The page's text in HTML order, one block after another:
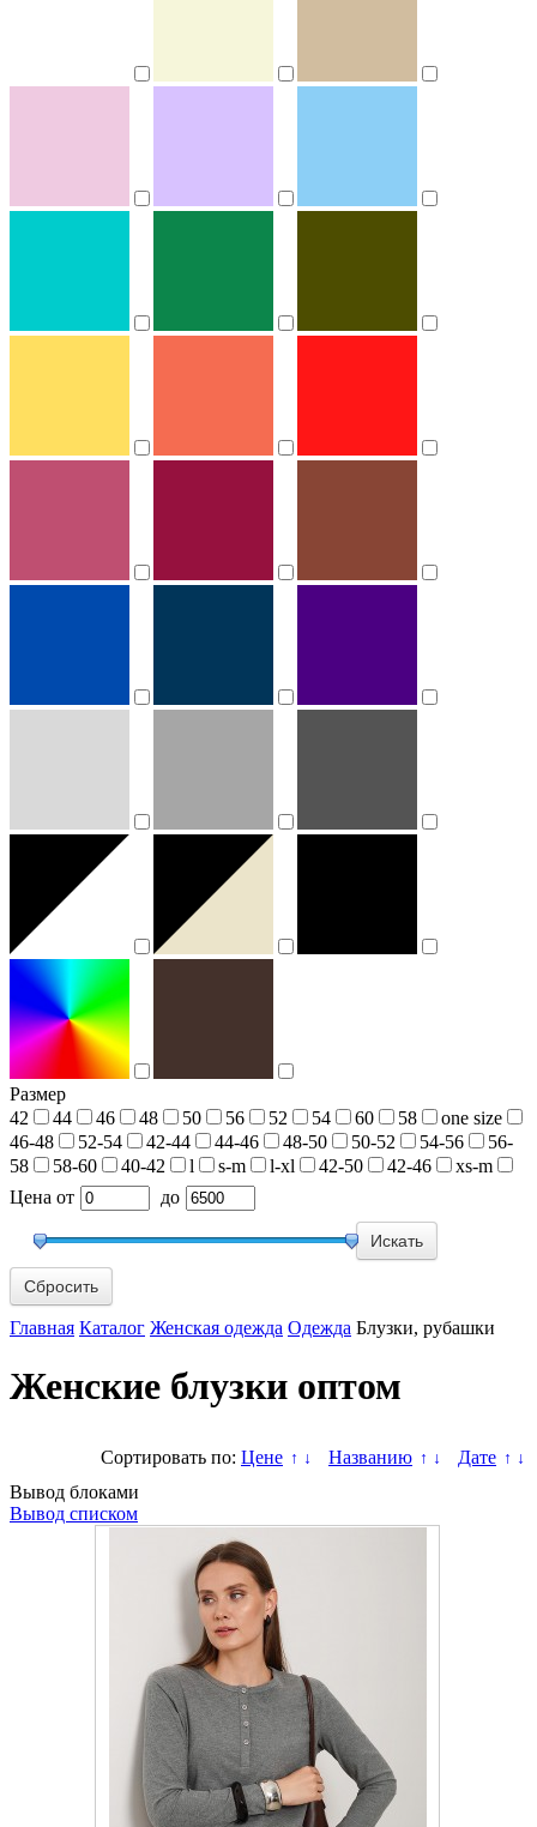
Размер
42
44 46 48 50 56 52 54 60 58
one size
46-48
52-54 42-44 44-46 48-50 50-52 54-56
56-
58
58-60 40-42 l s-m l-xl 42-50 42-46
xs-m
Цена от до
Сбросить
Главная Каталог Женская одежда Одежда Блузки, рубашки
Женские блузки оптом
Сортировать по: Цене ↑ ↓ Названию ↑ ↓ Дате ↑ ↓
Вывод блоками
Вывод списком